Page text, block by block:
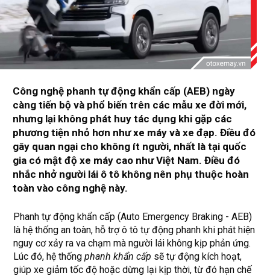
Công nghệ phanh tự động khẩn cấp (AEB) ngày
càng tiến bộ và phổ biến trên các mẫu xe đời mới,
nhưng lại không phát huy tác dụng khi gặp các
phương tiện nhỏ hơn như xe máy và xe đạp. Điều đó
gây quan ngại cho không ít người, nhất là tại quốc
gia có mật độ xe máy cao như Việt Nam. Điều đó
nhắc nhở người lái ô tô không nên phụ thuộc hoàn
toàn vào công nghệ này.
Phanh tự động khẩn cấp (Auto Emergency Braking - AEB)
là hệ thống an toàn, hỗ trợ ô tô tự động phanh khi phát hiện
nguy cơ xảy ra va chạm mà người lái không kịp phản ứng.
Lúc đó, hệ thốngphanh khẩn cấp sẽ tự động kích hoạt,
giúp xe giảm tốc độ hoặc dừng lại kịp thời, từ đó hạn chế